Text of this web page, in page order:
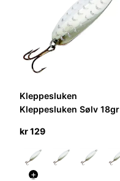
Kleppesluken
Kleppesluken Sølv 18gr
kr129
+